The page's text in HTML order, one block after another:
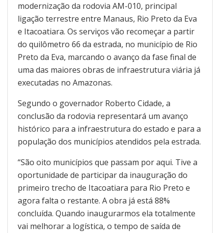
modernização da rodovia AM-010, principal
ligação terrestre entre Manaus, Rio Preto da Eva
e Itacoatiara. Os serviços vão recomeçar a partir
do quilômetro 66 da estrada, no município de Rio
Preto da Eva, marcando o avanço da fase final de
uma das maiores obras de infraestrutura viária já
executadas no Amazonas.
Segundo o governador Roberto Cidade, a
conclusão da rodovia representará um avanço
histórico para a infraestrutura do estado e para a
população dos municípios atendidos pela estrada.
“São oito municípios que passam por aqui. Tive a
oportunidade de participar da inauguração do
primeiro trecho de Itacoatiara para Rio Preto e
agora falta o restante. A obra já está 88%
concluída. Quando inaugurarmos ela totalmente
vai melhorar a logística, o tempo de saída de